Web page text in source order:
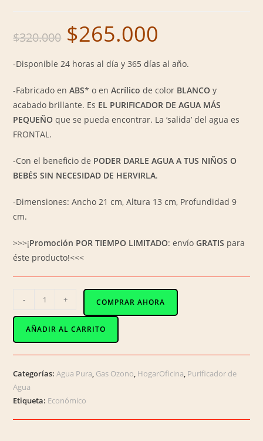
$320.000
Original
price
was:
$265.000
-Disponible 24 horas al día y 365 días al año.
-Fabricado enABS* o enAcrílico de color BLANCO y
acabado brillante. Es EL PURIFICADOR DE AGUA MÁS
PEQUEÑO que se pueda encontrar. La ‘salida’ del agua es
FRONTAL.
-Con el beneficio de PODER DARLE AGUA A TUS NIÑOS O
BEBÉS SIN NECESIDAD DE HERVIRLA.
-Dimensiones: Ancho 21 cm, Altura 13 cm, Profundidad 9
cm.
>>>¡Promoción POR TIEMPO LIMITADO: envíoGRATIS para
éste producto!<<<
Mini-
Purificador
(con
Filtro)
de
- + COMPRAR AHORA
AÑADIR AL CARRITO
Categorías:Agua Pura, Gas Ozono, HogarOficina, Purificador de
Agua
Etiqueta: Económico